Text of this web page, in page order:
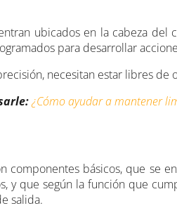
ubicados en la cabeza del
para desarrollar
necesitan estar libres
¿Cómo ayudar a mantener
componentes básicos, que se
y que según la función que
salida.